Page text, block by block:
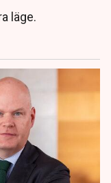
läge.